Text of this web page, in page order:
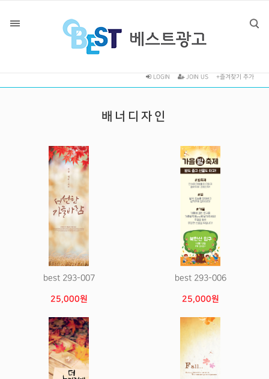
LOGIN JOIN US +즐겨찾기 추가
배너디자인
best 293-007
25,000원
best 293-006
25,000원